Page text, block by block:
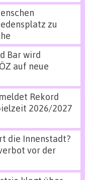
zu
Bar wird
auf neue
Rekord
2026/2027
die Innenstadt?
vor der